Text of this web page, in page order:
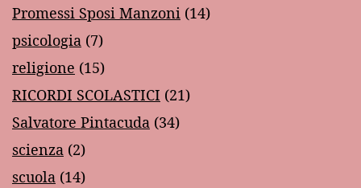
Promessi Sposi Manzoni (14)
psicologia (7)
religione (15)
RICORDI SCOLASTICI (21)
Salvatore Pintacuda (34)
scienza (2)
scuola (14)